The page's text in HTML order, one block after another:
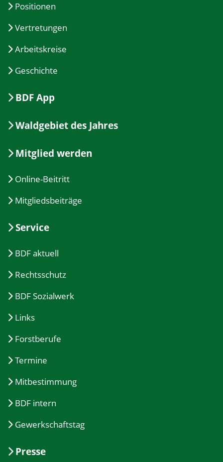
Positionen
Vertretungen
Arbeitskreise
Geschichte
BDF App
Waldgebiet des Jahres
Mitglied werden
Online-Beitritt
Mitgliedsbeiträge
Service
BDF aktuell
Rechtsschutz
BDF Sozialwerk
Links
Forstberufe
Termine
Mitbestimmung
BDF intern
Gewerkschaftstag
Presse